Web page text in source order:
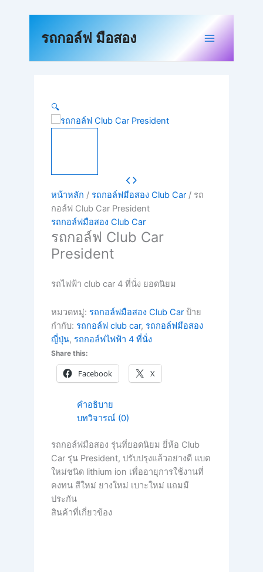
content
รถกอล์ฟ มือสอง
🔍
หน้าหลัก /รถกอล์ฟมือสอง Club Car / รถ
กอล์ฟ Club Car President
รถกอล์ฟมือสอง Club Car
รถกอล์ฟ Club Car
President
รถไฟฟ้า club car 4 ที่นั่ง ยอดนิยม
หมวดหมู่:รถกอล์ฟมือสอง Club Car ป้าย
กำกับ:รถกอล์ฟ club car,รถกอล์ฟมือสอง
ญี่ปุ่น,รถกอล์ฟไฟฟ้า 4 ที่นั่ง
Share this:
Facebook X
คำอธิบาย
บทวิจารณ์ (0)
รถกอล์ฟมือสอง รุ่นที่ยอดนิยม ยี่ห้อ Club
Car รุ่น President, ปรับปรุงแล้วอย่างดี แบต
ใหม่ชนิด lithium ion เพื่ออายุการใช้งานที่
คงทน สีใหม่ ยางใหม่ เบาะใหม่ แถมมี
ประกัน
สินค้าที่เกี่ยวข้อง
Sale!
Sale!
price
฿160,000.00.
฿140,000.00.
Sale!
Sale!
price
฿130,000.00. ฿80,000.00.
Sale!
Sale!
price
฿150,000.00.
฿100,000.00.